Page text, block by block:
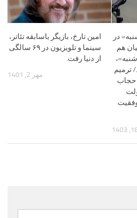
امین تارخ، بازیگر باسابقه تئاتر،
سینما و تلویزیون در ۶۹ سالگی
از دنیا رفت.
مهر 2, 1401
در
هم
ترمیم
حجاب